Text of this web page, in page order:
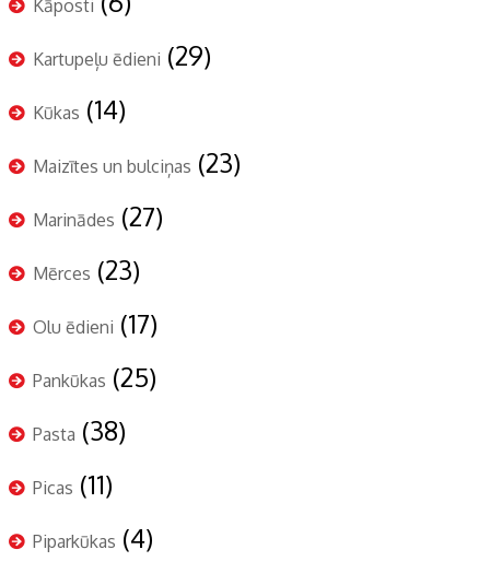
Kāposti
Kartupeļu ēdieni (29)
Kūkas (14)
Maizītes un bulciņas (23)
Marinādes (27)
Mērces (23)
Olu ēdieni (17)
Pankūkas (25)
Pasta (38)
Picas (11)
Piparkūkas (4)